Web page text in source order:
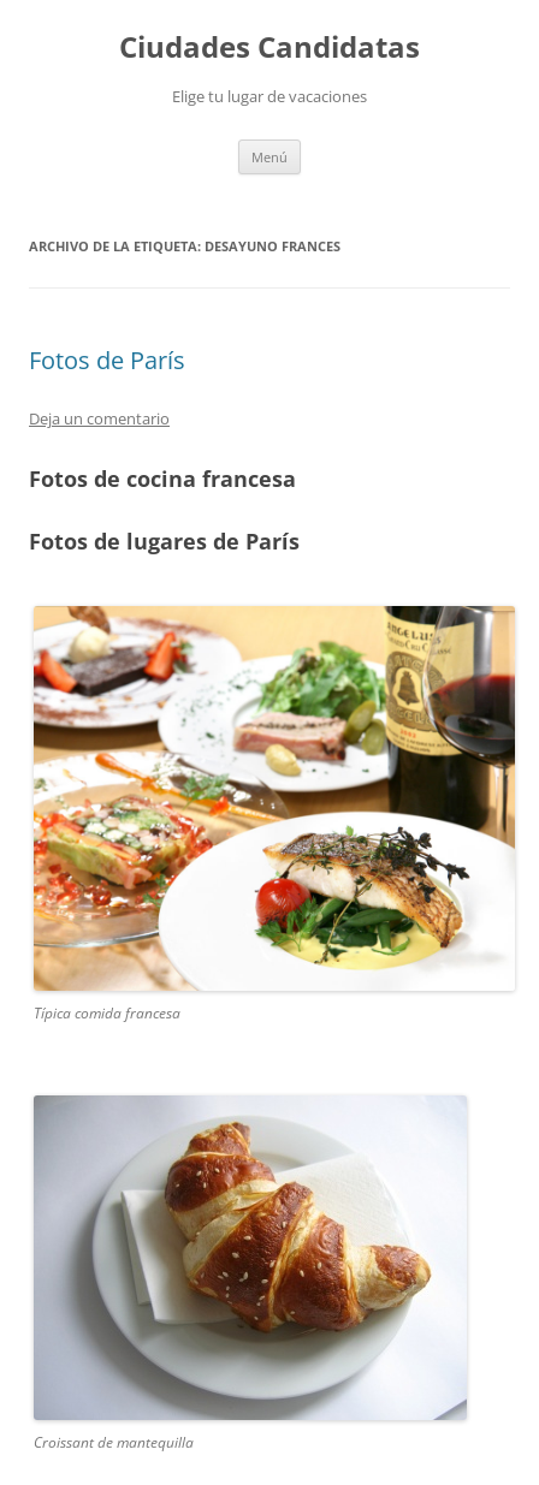
Ciudades Candidatas
Elige tu lugar de vacaciones
Menú
ARCHIVO DE LA ETIQUETA: DESAYUNO FRANCES
Fotos de París
Deja un comentario
Fotos de cocina francesa
Fotos de lugares de París
Típica comida francesa
Croissant de mantequilla